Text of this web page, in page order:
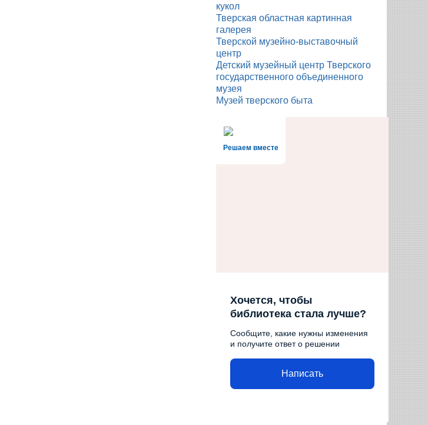
кукол
Тверская областная картинная
галерея
Тверской музейно-выставочный
центр
Детский музейный центр Тверского
государственного объединенного
музея
Музей тверского быта
Решаем вместе
Хочется, чтобы
библиотека стала лучше?
Сообщите, какие нужны изменения
и получите ответ о решении
Написать